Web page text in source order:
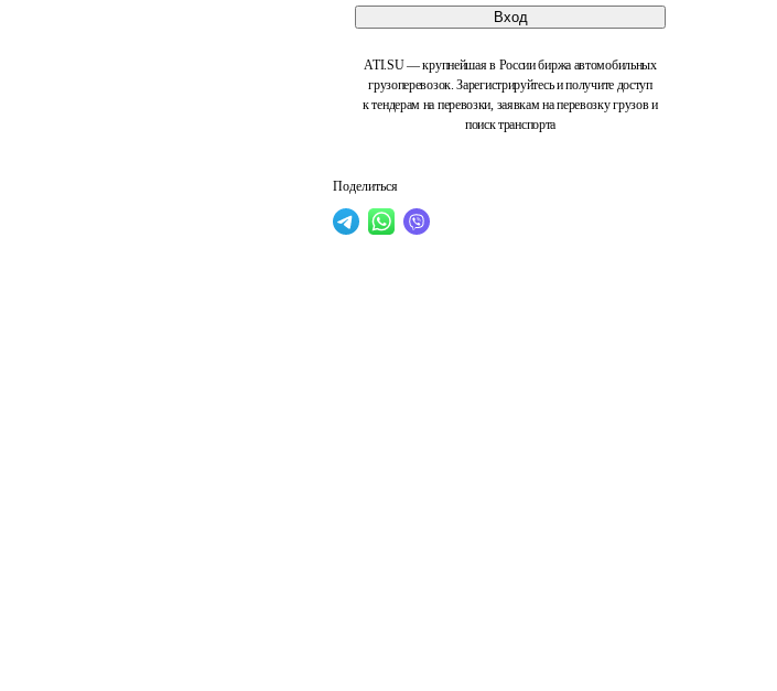
Вход
ATI.SU — крупнейшая в России биржа автомобильных
грузоперевозок. Зарегистрируйтесь и получите доступ
к тендерам на перевозки, заявкам на перевозку грузов и
поиск транспорта
Поделиться